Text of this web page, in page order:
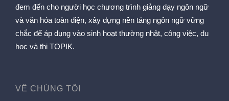
đem đến cho người học chương trình giảng dạy ngôn ngữ
và văn hóa toàn diện, xây dựng nền tảng ngôn ngữ vững
chắc để áp dụng vào sinh hoạt thường nhật, công việc, du
học và thi TOPIK.
VỀ CHÚNG TÔI